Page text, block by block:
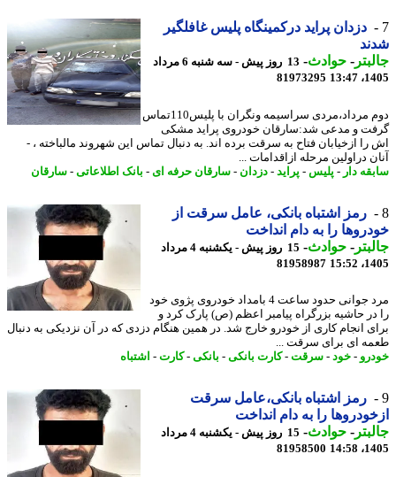
دزدان پراید درکمینگاه پلیس غافلگیر
-حوادث -
13 روز پیش - سه شنبه 6 مرداد
81973295
دوم مرداد،مردی سراسیمه ونگران با پلیس110تماس
و مدعی شد:سارقان خودروی پراید مشکی
ازخیابان فتاح به سرقت برده اند. به دنبال تماس این شهروند مالباخته ، -
دراولین مرحله ازاقدامات ...
دار-پلیس-پراید- دزدان - سارقان حرفه ای- بانک اطلاعاتی-سارقان
رمز اشتباه بانکی، عامل سرقت از
را به دام انداخت
-حوادث -
15 روز پیش - یکشنبه 4 مرداد
81958987
مرد جوانی حدود ساعت 4 بامداد خودروی پژوی خود
حاشیه بزرگراه پیامبر اعظم (ص) پارک کرد و
انجام کاری از خودرو خارج شد. در همین هنگام دزدی که در آن نزدیکی به دنبال
ای برای سرقت ...
-خود -سرقت-کارت بانکی-بانکی-کارت- اشتباه
رمز اشتباه بانکی،عامل سرقت
را به دام انداخت
-حوادث -
15 روز پیش - یکشنبه 4 مرداد
81958500